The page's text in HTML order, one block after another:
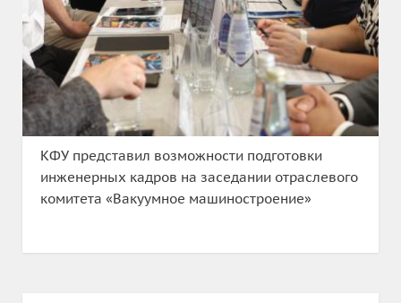
КФУ представил возможности подготовки
инженерных кадров на заседании отраслевого
комитета «Вакуумное машиностроение»